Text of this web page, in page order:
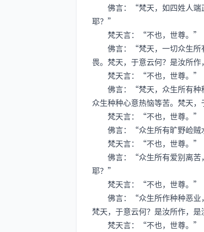
佛言：“梵天，如四姓人端正
耶？”
梵天言：“不也，世尊。”
佛言：“梵天，一切众生所有
畏。梵天，于意云何？是汝所
梵天言：“不也，世尊。”
佛言：“梵天，众生所有种种
众生种种心意热恼等苦。梵天
梵天言：“不也，世尊。”
佛言：“众生所有旷野崄贼水
梵天言：“不也，世尊。”
佛言：“众生所有爱别离苦，
耶？”
梵天言：“不也，世尊。”
佛言：“众生所作种种恶业，
梵天，于意云何？是汝所作，
梵天言：“不也，世尊。”